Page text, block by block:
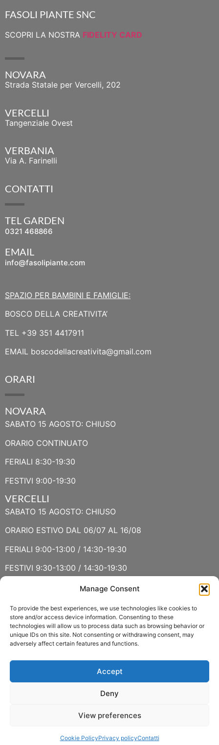
Manage Consent
To provide the best experiences, we use technologies like cookies to
store and/or access device information. Consenting to these
technologies will allow us to process data such as browsing behavior or
unique IDs on this site. Not consenting or withdrawing consent, may
adversely affect certain features and functions.
Accept
Deny
View preferences
Cookie PolicyPrivacy policyContatti
FASOLI PIANTE SNC
SCOPRI LA NOSTRA FIDELITY CARD
NOVARA
Strada Statale per Vercelli, 202
VERCELLI
Tangenziale Ovest
VERBANIA
Via A. Farinelli
CONTATTI
TEL GARDEN
0321 468866
EMAIL
info@fasolipiante.com
SPAZIO PER BAMBINI E FAMIGLIE:
BOSCO DELLA CREATIVITA’
TEL +39 351 4417911
EMAIL boscodellacreativita@gmail.com
ORARI
NOVARA
SABATO 15 AGOSTO: CHIUSO
ORARIO CONTINUATO
FERIALI 8:30-19:30
FESTIVI 9:00-19:30
VERCELLI
SABATO 15 AGOSTO: CHIUSO
ORARIO ESTIVO DAL 06/07 AL 16/08
FERIALI 9:00-13:00 / 14:30-19:30
FESTIVI 9:30-13:00 / 14:30-19:30
SABATO 15 AGOSTO E DOMENICA 16 AGOSTO: CHIUSO
ORARIO ESTIVO LUGLIO E AGOSTO
FERIALI 8:30-13:00 / 15:00-19:00
FESTIVI 8:30-12:30
Policy delle spedizioni–Privacy policy–Cookie policy